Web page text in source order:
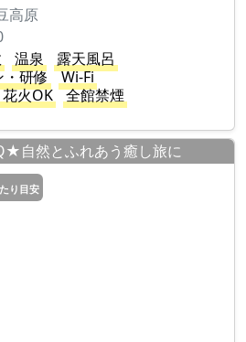
高原
温泉
露天風呂
研修
Wi-Fi
花火OK
全館禁煙
自然とふれあう癒し旅に
り目安